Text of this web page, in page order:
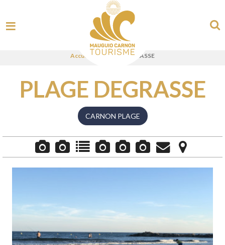
Accueil > PLAGE DEGRASSE
PLAGE DEGRASSE
CARNON PLAGE